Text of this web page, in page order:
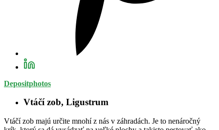
Depositphotos
Vtáčí zob, Ligustrum
Vtáčí zob majú určite mnohí z nás v záhradách. Je to nenáročný